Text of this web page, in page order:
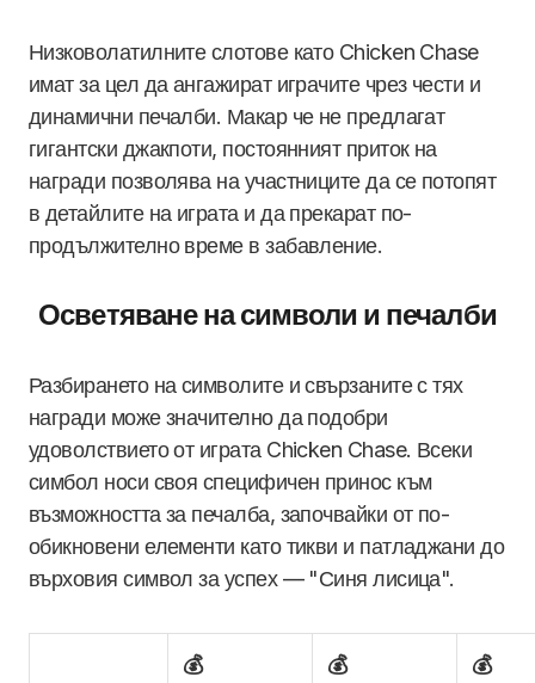
Низковолатилните слотове като Chicken Chase
имат за цел да ангажират играчите чрез чести и
динамични печалби. Макар че не предлагат
гигантски джакпоти, постоянният приток на
награди позволява на участниците да се потопят
в детайлите на играта и да прекарат по-
продължително време в забавление.
Осветяване на символи и печалби
Разбирането на символите и свързаните с тях
награди може значително да подобри
удоволствието от играта Chicken Chase. Всеки
симбол носи своя специфичен принос към
възможността за печалба, започвайки от по-
обикновени елементи като тикви и патладжани до
върховия символ за успех — "Синя лисица".
💰
💰
💰